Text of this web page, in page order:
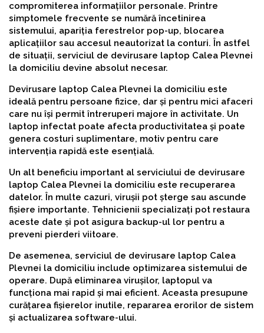
compromiterea informațiilor personale. Printre
simptomele frecvente se numără încetinirea
sistemului, apariția ferestrelor pop-up, blocarea
aplicațiilor sau accesul neautorizat la conturi. În astfel
de situații, serviciul de devirusare laptop Calea Plevnei
la domiciliu devine absolut necesar.
Devirusare laptop Calea Plevnei la domiciliu este
ideală pentru persoane fizice, dar și pentru mici afaceri
care nu își permit întreruperi majore în activitate. Un
laptop infectat poate afecta productivitatea și poate
genera costuri suplimentare, motiv pentru care
intervenția rapidă este esențială.
Un alt beneficiu important al serviciului de devirusare
laptop Calea Plevnei la domiciliu este recuperarea
datelor. În multe cazuri, virușii pot șterge sau ascunde
fișiere importante. Tehnicienii specializați pot restaura
aceste date și pot asigura backup-ul lor pentru a
preveni pierderi viitoare.
De asemenea, serviciul de devirusare laptop Calea
Plevnei la domiciliu include optimizarea sistemului de
operare. După eliminarea virușilor, laptopul va
funcționa mai rapid și mai eficient. Aceasta presupune
curățarea fișierelor inutile, repararea erorilor de sistem
și actualizarea software-ului.